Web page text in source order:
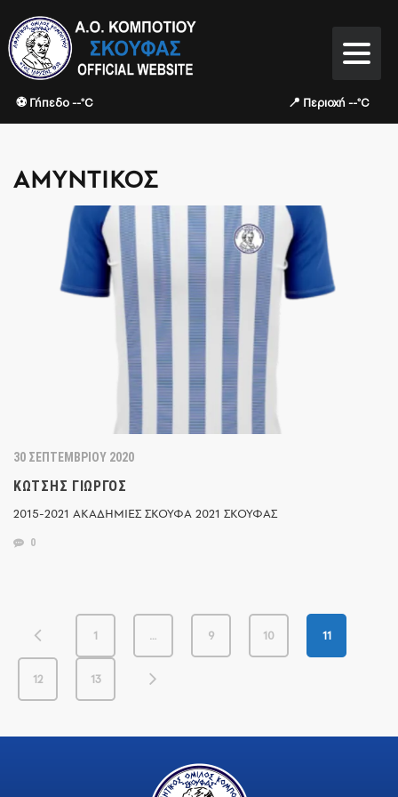
⚽ Γήπεδο --°C 📍 Περιοχή --°C
ΑΜΥΝΤΙΚΌΣ
30 ΣΕΠΤΕΜΒΡΊΟΥ 2020
ΚΏΤΣΗΣ ΓΙΏΡΓΟΣ
2015-2021 ΑΚΑΔΗΜΙΕΣ ΣΚΟΥΦΑ 2021 ΣΚΟΥΦΑΣ
0
1 … 9 10 11
12 13